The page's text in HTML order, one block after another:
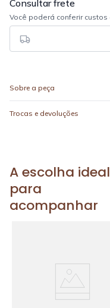
Sobre a peça
Trocas e devoluções
A escolha ideal
para
acompanhar